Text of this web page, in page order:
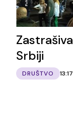
Srbiji
DRUŠTVO 13:17